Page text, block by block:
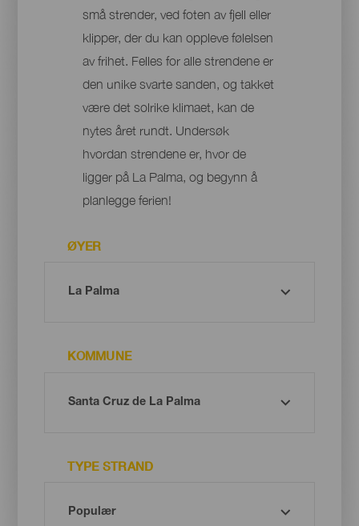
små strender, ved foten av fjell eller
klipper, der du kan oppleve følelsen
av frihet. Felles for alle strendene er
den unike svarte sanden, og takket
være det solrike klimaet, kan de
nytes året rundt. Undersøk
hvordan strendene er, hvor de
ligger på La Palma, og begynn å
planlegge ferien!
ØYER
KOMMUNE
TYPE STRAND